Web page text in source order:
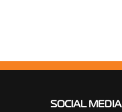
SOCIALMEDIA